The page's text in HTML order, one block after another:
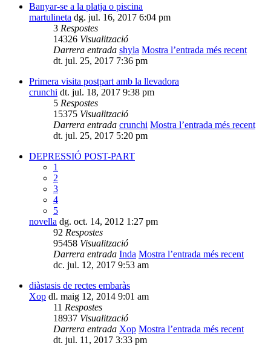
Banyar-se a la platja o piscina
martulineta dg. jul. 16, 2017 6:04 pm
3 Respostes
14326 Visualització
Darrera entrada shyla Mostra l’entrada més recent
dt. jul. 25, 2017 7:36 pm
Primera visita postpart amb la llevadora
crunchi dt. jul. 18, 2017 9:38 pm
5 Respostes
15375 Visualització
Darrera entrada crunchi Mostra l’entrada més recent
dt. jul. 25, 2017 5:20 pm
DEPRESSIÓ POST-PART
1
2
3
4
5
novella dg. oct. 14, 2012 1:27 pm
92 Respostes
95458 Visualització
Darrera entrada Inda Mostra l’entrada més recent
dc. jul. 12, 2017 9:53 am
diàstasis de rectes embaràs
Xop dl. maig 12, 2014 9:01 am
11 Respostes
18937 Visualització
Darrera entrada Xop Mostra l’entrada més recent
dt. jul. 11, 2017 3:33 pm